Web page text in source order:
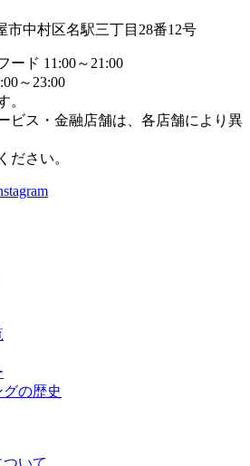
市中村区名駅三丁目28番12号
ード 11:00～21:00
～23:00
。
ビス・金融店舗は、各店舗により異
ださい。
の歴史
いて